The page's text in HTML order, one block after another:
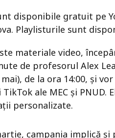
disponibile gratuit pe
Playlisturile sunt
materiale video,
de profesorul Alex
mai), de la ora 14:00, și
ale MEC și
personalizate.
campania implică și